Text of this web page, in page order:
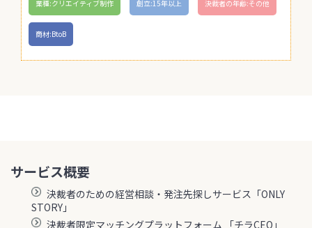
業種:クリエイティブ制作 創立:15年以上 決裁者の年齢:その他
商材:BtoB
サービス概要
決裁者のための経営相談・発注先探しサービス「ONLY
STORY」
決裁者限定マッチングプラットフォーム 「チラCEO」